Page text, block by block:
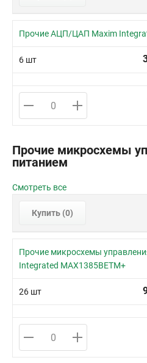
Прочие АЦП/ЦАП Maxim
6 шт
Прочие микросхемы
питанием
Смотреть все
Купить (0)
Прочие микросхемы
Integrated MAX1385BETM+
26 шт